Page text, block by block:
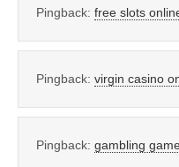
Pingback: free slots
Pingback: virgin casino
Pingback: gambling